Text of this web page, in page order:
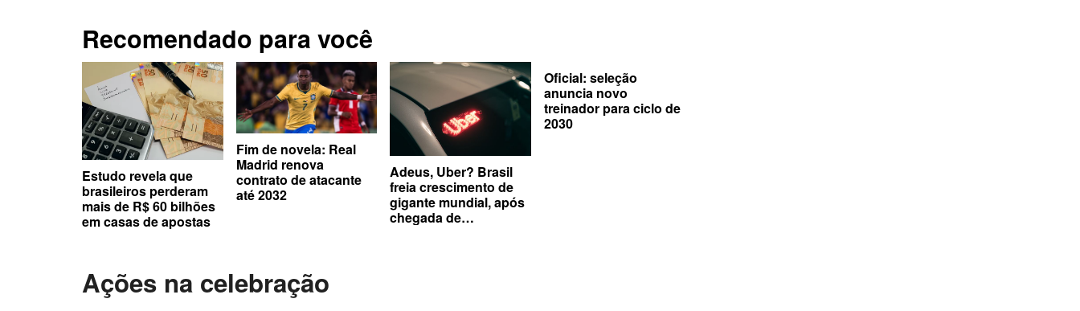
Recomendado para você
Estudo revela que
brasileiros perderam
mais de R$ 60 bilhões
em casas de apostas
Fim de novela: Real
Madrid renova
contrato de atacante
até 2032
Adeus, Uber? Brasil
freia crescimento de
gigante mundial, após
chegada de
Oficial: seleção
anuncia novo
treinador para ciclo de
2030
Ações na celebração